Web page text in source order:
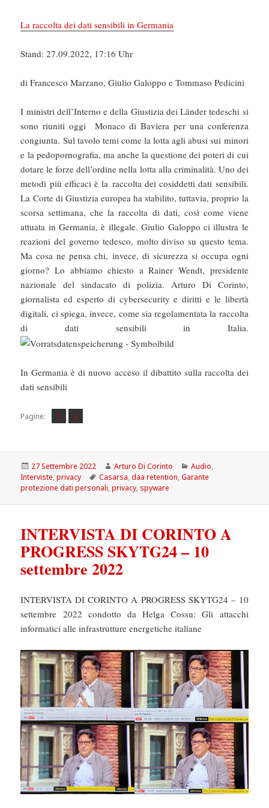
La raccolta dei dati sensibili in Germania
Stand: 27.09.2022, 17:16 Uhr
di Francesco Marzano, Giulio Galoppo e Tommaso Pedicini
I ministri dell’Interno e della Giustizia dei Länder tedeschi si
sono riuniti oggi Monaco di Baviera per una conferenza
congiunta. Sul tavolo temi come la lotta agli abusi sui minori
e la pedopornografia, ma anche la questione dei poteri di cui
dotare le forze dell’ordine nella lotta alla criminalità. Uno dei
metodi più efficaci è la raccolta dei cosiddetti dati sensibili.
La Corte di Giustizia europea ha stabilito, tuttavia, proprio la
scorsa settimana, che la raccolta di dati, così come viene
attuata in Germania, è illegale. Giulio Galoppo ci illustra le
reazioni del governo tedesco, molto diviso su questo tema.
Ma cosa ne pensa chi, invece, di sicurezza si occupa ogni
giorno? Lo abbiamo chiesto a Rainer Wendt, presidente
nazionale del sindacato di polizia. Arturo Di Corinto,
giornalista ed esperto di cybersecurity e diritti e le libertà
digitali, ci spiega, invece, come sia regolamentata la raccolta
di dati sensibili in Italia.
In Germania è di nuovo acceso il dibattito sulla raccolta dei
dati sensibili
Pagine: Pagina
1 ,
Pagina
2
Scritto
il
27 Settembre 2022 Autore
Arturo Di Corinto Categorie
Audio,
Interviste,privacy Tag
Casarsa,daa retention,Garante
protezione dati personali,privacy, spyware
INTERVISTA DI CORINTO A
PROGRESS SKYTG24 – 10
settembre 2022
INTERVISTA DI CORINTO A PROGRESS SKYTG24 – 10
settembre 2022 condotto da Helga Cossu: Gli attacchi
informatici alle infrastrutture energetiche italiane